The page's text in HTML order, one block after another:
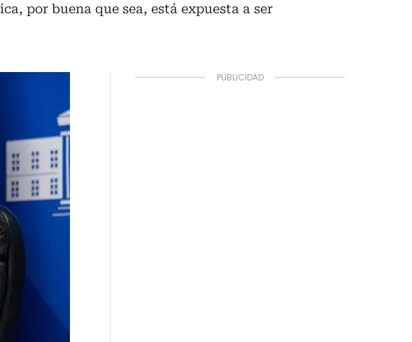
por buena que sea, está expuesta a ser